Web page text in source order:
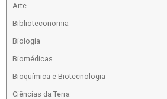
Arte
Biblioteconomia
Biologia
Biomédicas
Bioquímica e Biotecnologia
Ciências da Terra